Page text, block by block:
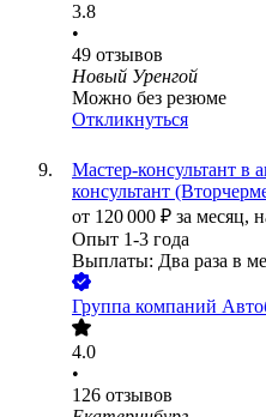
3.8
•
49 отзывов
Новый Уренгой
Можно без резюме
Откликнуться
Мастер-консультант в
консультант
от 120 000 ₽ за месяц,
Опыт 1-3 года
Выплаты: Два раза в
Группа компаний
4.0
•
126 отзывов